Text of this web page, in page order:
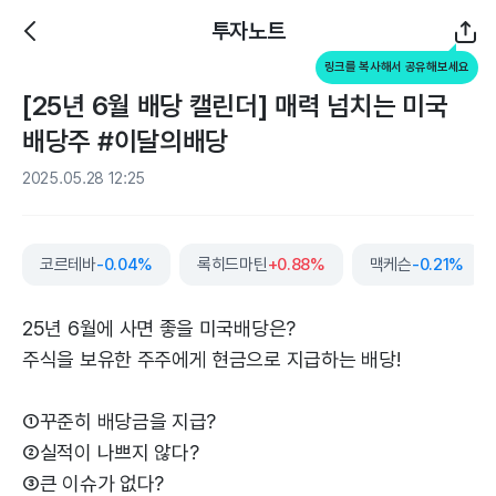
투자노트
링크를 복사해서 공유해보세요
[25년 6월 배당 캘린더] 매력 넘치는 미국
배당주 #이달의배당
2025.05.28 12:25
코르테바-0.04% 록히드마틴+0.88% 맥케슨-0.21%
25년 6월에 사면 좋을 미국배당은?
주식을 보유한 주주에게 현금으로 지급하는 배당!
①꾸준히 배당금을 지급?
②실적이 나쁘지 않다?
③큰 이슈가 없다?